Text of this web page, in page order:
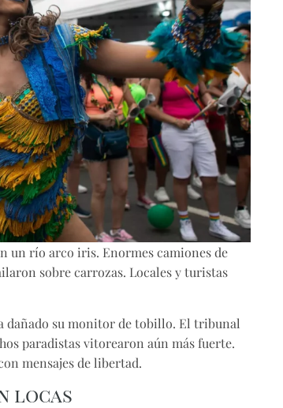
un río arco iris. Enormes camiones de
sobre carrozas. Locales y turistas
dañado su monitor de tobillo. El tribunal
paradistas vitorearon aún más fuerte.
mensajes de libertad.
locas